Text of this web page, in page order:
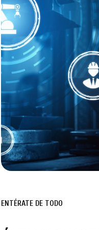
ENTÉRATE DE TODO